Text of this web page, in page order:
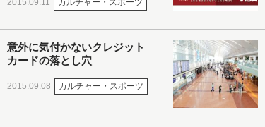
2015.09.11
意外に気付かないクレジット
カードの落とし穴
2015.09.08 カルチャー・スポーツ